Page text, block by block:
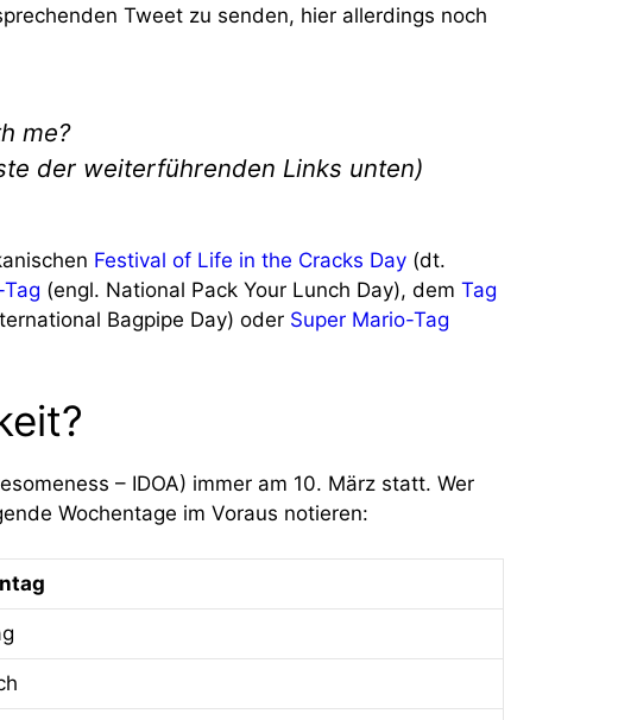
Tweet zu senden, hier allerdings noch
me?
der weiterführenden Links unten)
Festival of Life in the Cracks Day (dt.
(engl. National Pack Your Lunch Day), dem Tag
Bagpipe Day) oder Super Mario-Tag
– IDOA) immer am 10. März statt. Wer
Wochentage im Voraus notieren: